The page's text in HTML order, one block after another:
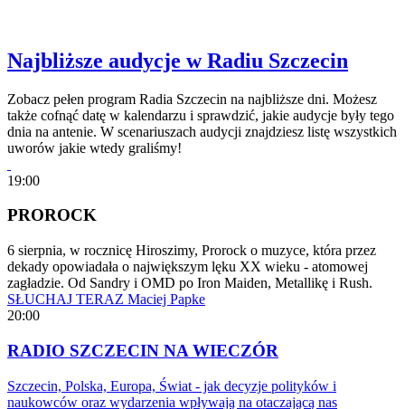
Najbliższe audycje w Radiu Szczecin
Zobacz pełen program Radia Szczecin na najbliższe dni. Możesz
także cofnąć datę w kalendarzu i sprawdzić, jakie audycje były tego
dnia na antenie. W scenariuszach audycji znajdziesz listę wszystkich
uworów jakie wtedy graliśmy!
19:00
PROROCK
6 sierpnia, w rocznicę Hiroszimy, Prorock o muzyce, która przez
dekady opowiadała o największym lęku XX wieku - atomowej
zagładzie. Od Sandry i OMD po Iron Maiden, Metallikę i Rush.
SŁUCHAJ TERAZ Maciej Papke
20:00
RADIO SZCZECIN NA WIECZÓR
Szczecin, Polska, Europa, Świat - jak decyzje polityków i
naukowców oraz wydarzenia wpływają na otaczającą nas